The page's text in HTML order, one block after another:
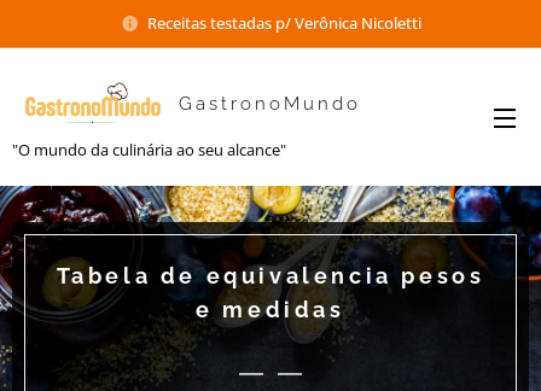
Receitas testadas p/ Verônica Nicoletti
GastronoMundo
"O mundo da culinária ao seu alcance"
Tabela de equivalencia pesos
e medidas